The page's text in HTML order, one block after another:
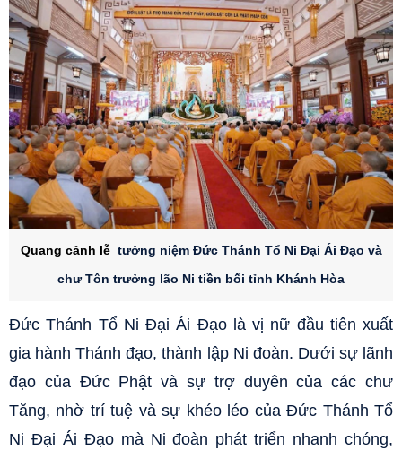
Quang cảnh lễ tưởng niệm Đức Thánh Tổ Ni Đại Ái Đạo và
chư Tôn trưởng lão Ni tiền bối tỉnh Khánh Hòa
Đức Thánh Tổ Ni Đại Ái Đạo là vị nữ đầu tiên xuất
gia hành Thánh đạo, thành lập Ni đoàn. Dưới sự lãnh
đạo của Đức Phật và sự trợ duyên của các chư
Tăng, nhờ trí tuệ và sự khéo léo của Đức Thánh Tổ
Ni Đại Ái Đạo mà Ni đoàn phát triển nhanh chóng,